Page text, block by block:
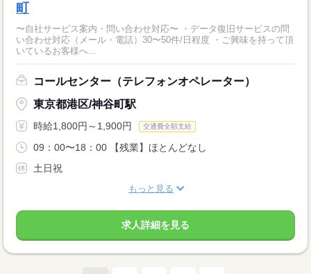
町
〜自社サービス案内・問い合わせ対応〜 ・データ復旧サービスの問
い合わせ対応（メール・電話）30〜50件/日程度 ・ご興味を持って頂
いているお客様へ...
コールセンター（テレフォンオペレーター）
東京都港区/神谷町駅
時給1,800円～1,900円 交通費全額支給
09：00〜18：00 【残業】ほとんどなし
土日祝
もっと見る
求人詳細を見る